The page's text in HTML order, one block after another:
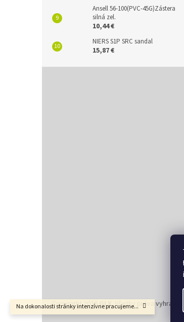
Na dokonalosti stránky intenzívne pracujeme...
Ansell 56-100(PVC-45G)Zástera
silná zel.
10,44 €
NIERS S1P SRC sandal
15,87 €
Copyright 2026GLX. Všetky práva